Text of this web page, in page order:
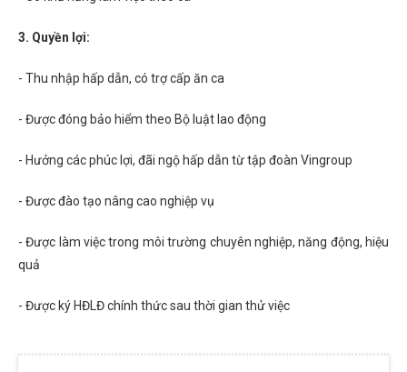
3. Quyền lợi:
- Thu nhập hấp dẫn, có trợ cấp ăn ca
- Được đóng bảo hiểm theo Bộ luật lao động
- Hưởng các phúc lợi, đãi ngộ hấp dẫn từ tập đoàn Vingroup
- Được đào tạo nâng cao nghiệp vụ
- Được làm việc trong môi trường chuyên nghiệp, năng động, hiệu
quả
- Được ký HĐLĐ chính thức sau thời gian thử việc